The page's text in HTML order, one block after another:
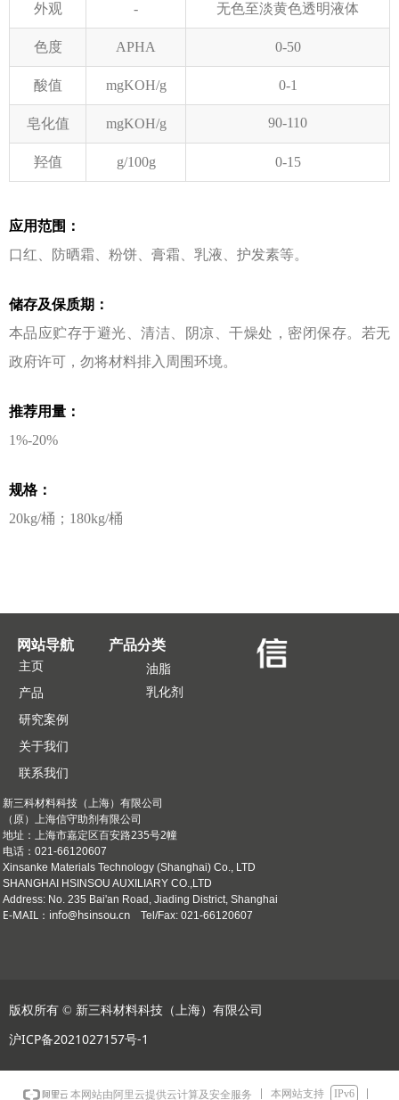
外观 - ⽆⾊⾄淡⻩⾊透明液体
⾊度 APHA 0-50
酸值 mgKOH/g 0-1
皂化值 mgKOH/g 90-110
羟值 g/100g 0-15
应用范围：
⼝红、防晒霜、粉饼、膏霜、乳液、护发素等。
储存及保质期：
本品应贮存于避光、清洁、阴凉、⼲燥处，密闭保存。若⽆
政府许可，勿将材料排⼊周围环境。
推荐用量：
1%-20%
规格：
20kg/桶；180kg/桶
主页
产品
研究案例
关于我们
联系我们
油脂
乳化剂
网站导航 产品分类
新三科材料科技（上海）有限公司
（原）上海信守助剂有限公司
地址： 上海市嘉定区百安路235号2幢
电话：021-66120607
Xinsanke Materials Technology (Shanghai) Co., LTD
SHANGHAI HSINSOU AUXILIARY CO.,LTD
Address: No. 235 Bai'an Road, Jiading District, Shanghai
E-MAIL：info@hsinsou.cn Tel/Fax: 021-66120607
版权所有 © 新三科材料科技（上海）有限公司
沪ICP备2021027157号-1
本网站由阿里云提供云计算及安全服务 本网站支持 IPv6